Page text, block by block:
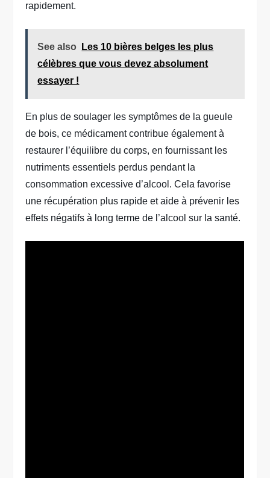
rapidement.
See also
Les 10 bières belges les plus
célèbres que vous devez absolument
essayer !
En plus de soulager les symptômes de la gueule
de bois, ce médicament contribue également à
restaurer l’équilibre du corps, en fournissant les
nutriments essentiels perdus pendant la
consommation excessive d’alcool. Cela favorise
une récupération plus rapide et aide à prévenir les
effets négatifs à long terme de l’alcool sur la santé.